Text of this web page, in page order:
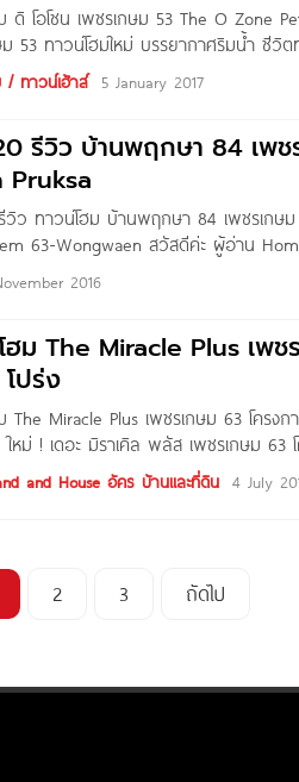
ดิ โอโซน เพชรเกษม 53 The O Zone
ม 53 ทาวน์โฮมใหม่ บรรยากาศริมน้ำ ชี
สะดวกสบาย ใกล้ถนนเพชรเกษม และ รถไ
ล้านบาท ชื่อโครงการ ดิ โอโซน
/ ทาวน์เฮ้าส์ 5 January 2017
รีวิว บ้านพฤกษา 84 เพ
Pruksa
วิว ทาวน์โฮม บ้านพฤกษา 84 เพชรเกษ
63-Wongwaen สวัสดีค่ะ ผู้อ่าน
ารทาวน์โฮม และบ้านแฝดย่านเพชรเกษม
นฯ จาก พฤกษา เรียลเอสเตท เป็นโครงก
2016
ฮม The Miracle Plus เพ
ปร่ง
The Miracle Plus เพชรเกษม 63 โครง
หม่ ! เดอะ มิราเคิล พลัส เพชรเกษม 63
Phese 2)
and House อัคร บ้านและที่ดิน 4 July
2 3 ถัดไป